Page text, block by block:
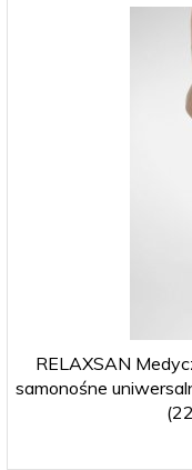
RELAXSAN
samonośne